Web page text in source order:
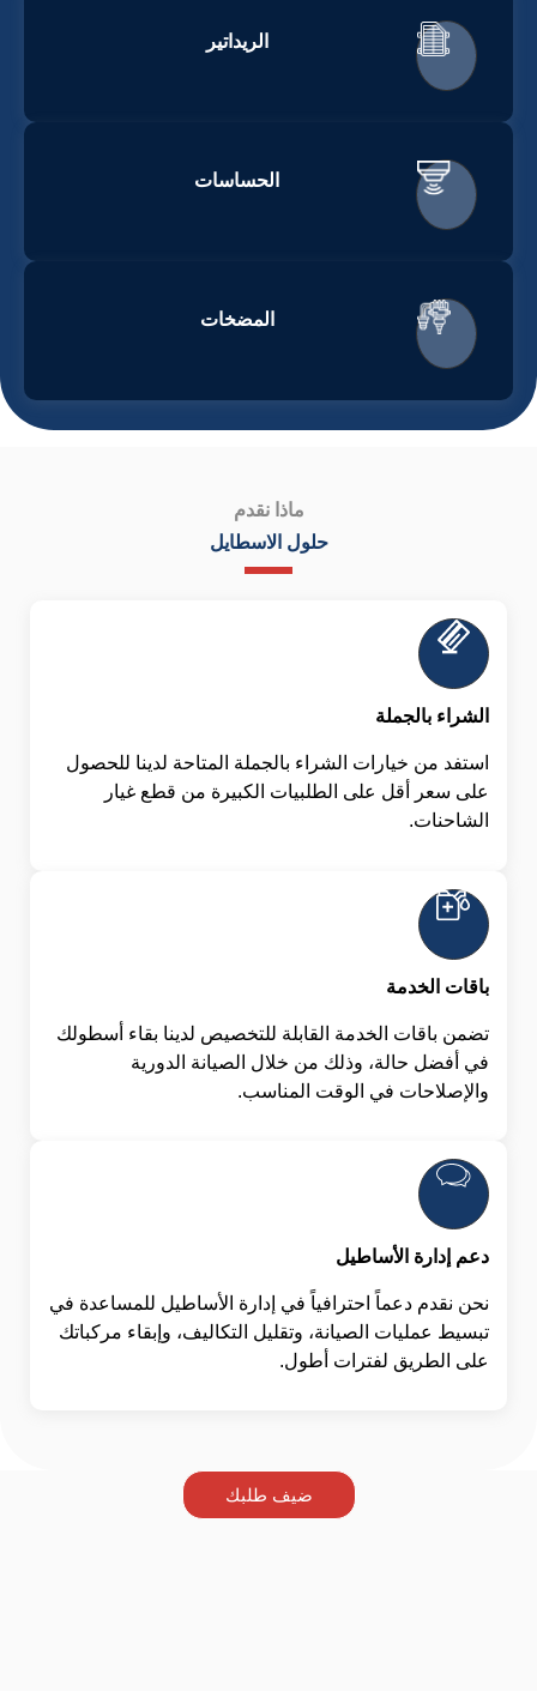
الريداتير
الحساسات
المضخات
ماذا نقدم
حلول الاسطايل
الشراء بالجملة
استفد من خيارات الشراء بالجملة المتاحة لدينا للحصول
على سعر أقل على الطلبيات الكبيرة من قطع غيار
الشاحنات.
باقات الخدمة
تضمن باقات الخدمة القابلة للتخصيص لدينا بقاء أسطولك
في أفضل حالة، وذلك من خلال الصيانة الدورية
والإصلاحات في الوقت المناسب.
دعم إدارة الأساطيل
نحن نقدم دعماً احترافياً في إدارة الأساطيل للمساعدة في
تبسيط عمليات الصيانة، وتقليل التكاليف، وإبقاء مركباتك
على الطريق لفترات أطول.
ضيف طلبك